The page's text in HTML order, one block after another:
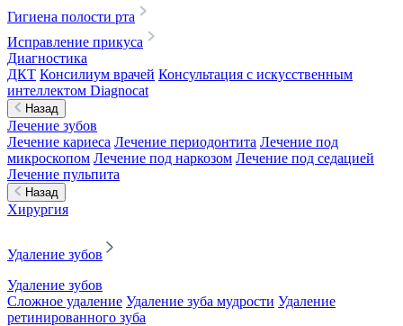
Гигиена полости рта
Исправление прикуса
Диагностика
ДКТ Консилиум врачей Консультация с искусственным
интеллектом Diagnocat
Назад
Лечение зубов
Лечение кариеса Лечение периодонтита Лечение под
микроскопом Лечение под наркозом Лечение под седацией
Лечение пульпита
Назад
Хирургия
Удаление зубов
Удаление зубов
Сложное удаление Удаление зуба мудрости Удаление
ретинированного зуба